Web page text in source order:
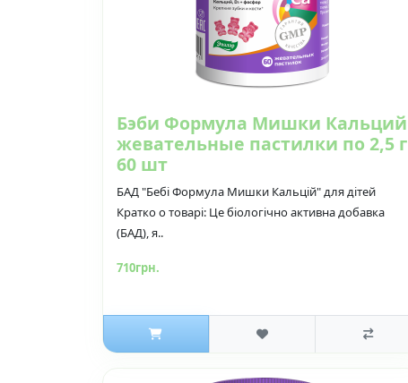
Бэби Формула Мишки Кальций
жевательные пастилки по 2,5 г
60 шт
БАД "Бебі Формула Мишки Кальцій" для дітей
Кратко о товарі: Це біологічно активна добавка
(БАД), я..
710грн.